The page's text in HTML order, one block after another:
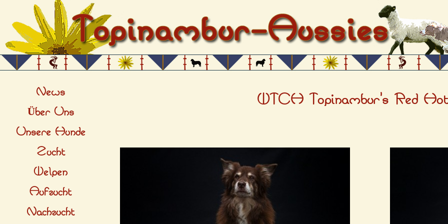
Direkt zum Seiteninhalt
News
Über Uns
Unsere Hunde
Zucht
Welpen
Aufzucht
Nachzucht
WTCH Topinambur's Red